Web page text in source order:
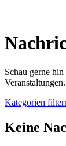
Schau gerne
Veranstaltungen.
Kategorien
Keine